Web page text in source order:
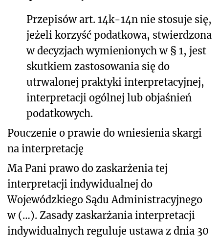
Przepisów art. 14k-14n nie stosuje się,
jeżeli korzyść podatkowa, stwierdzona
w decyzjach wymienionych w § 1, jest
skutkiem zastosowania się do
utrwalonej praktyki interpretacyjnej,
interpretacji ogólnej lub objaśnień
podatkowych.
Pouczenie o prawie do wniesienia skargi
na interpretację
Ma Pani prawo do zaskarżenia tej
interpretacji indywidualnej do
Wojewódzkiego Sądu Administracyjnego
w (…). Zasady zaskarżania interpretacji
indywidualnych reguluje ustawa z dnia 30